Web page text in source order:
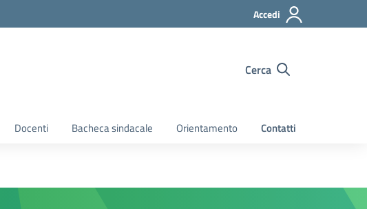
Accedi
Cerca
Docenti Bacheca sindacale Orientamento Contatti